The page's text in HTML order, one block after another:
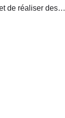
de réaliser des…